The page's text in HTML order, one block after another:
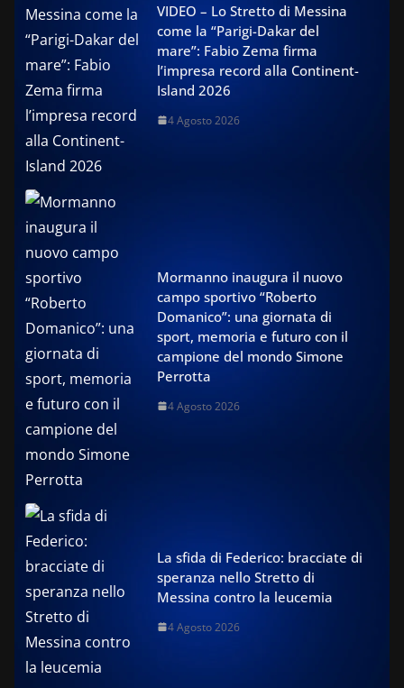
VIDEO – Lo Stretto di Messina
come la “Parigi-Dakar del
mare”: Fabio Zema firma
l’impresa record alla Continent-
Island 2026
4 Agosto 2026
Mormanno inaugura il nuovo
campo sportivo “Roberto
Domanico”: una giornata di
sport, memoria e futuro con il
campione del mondo Simone
Perrotta
4 Agosto 2026
La sfida di Federico: bracciate di
speranza nello Stretto di
Messina contro la leucemia
4 Agosto 2026